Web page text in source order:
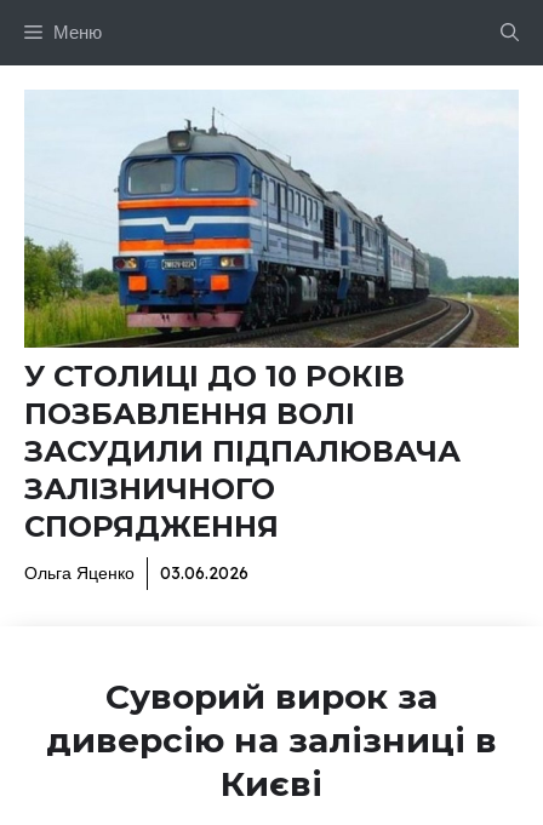
Меню
У СТОЛИЦІ ДО 10 РОКІВ
ПОЗБАВЛЕННЯ ВОЛІ
ЗАСУДИЛИ ПІДПАЛЮВАЧА
ЗАЛІЗНИЧНОГО
СПОРЯДЖЕННЯ
Ольга Яценко 03.06.2026
Суворий вирок за
диверсію на залізниці в
Києві